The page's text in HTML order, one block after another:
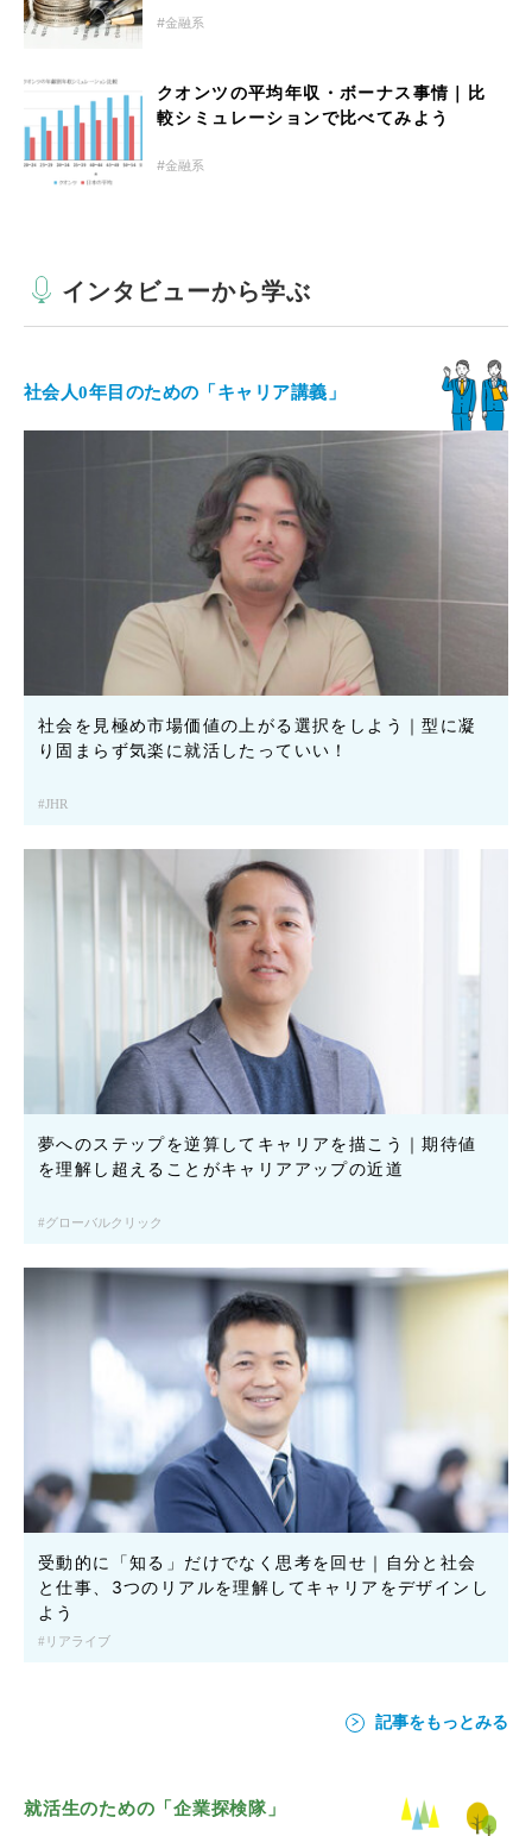
金融系
クオンツの平均年収・ボーナス事情｜比
較シミュレーションで比べてみよう
金融系
インタビューから学ぶ
社会人0年目のための「キャリア講義」
社会を見極め市場価値の上がる選択をしよう｜型に凝
り固まらず気楽に就活したっていい！
JHR
夢へのステップを逆算してキャリアを描こう｜期待値
を理解し超えることがキャリアアップの近道
グローバルクリック
受動的に「知る」だけでなく思考を回せ｜自分と社会
と仕事、3つのリアルを理解してキャリアをデザインし
よう
リアライブ
記事をもっとみる
就活生のための「企業探検隊」